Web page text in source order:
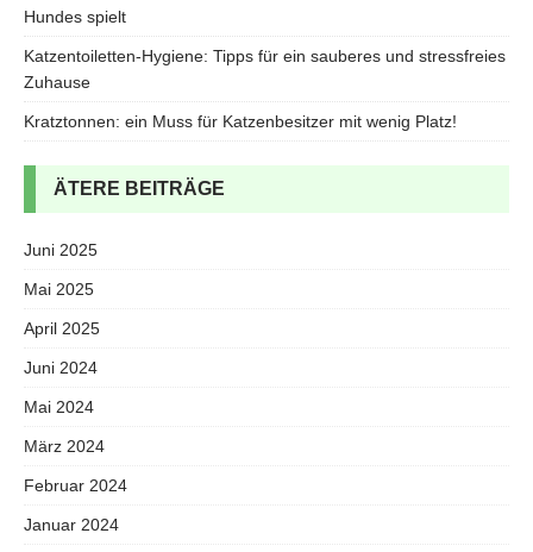
Hundes spielt
Katzentoiletten-Hygiene: Tipps für ein sauberes und stressfreies
Zuhause
Kratztonnen: ein Muss für Katzenbesitzer mit wenig Platz!
ÄTERE BEITRÄGE
Juni 2025
Mai 2025
April 2025
Juni 2024
Mai 2024
März 2024
Februar 2024
Januar 2024